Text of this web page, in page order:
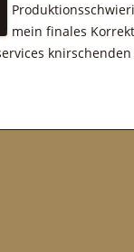
mein finales